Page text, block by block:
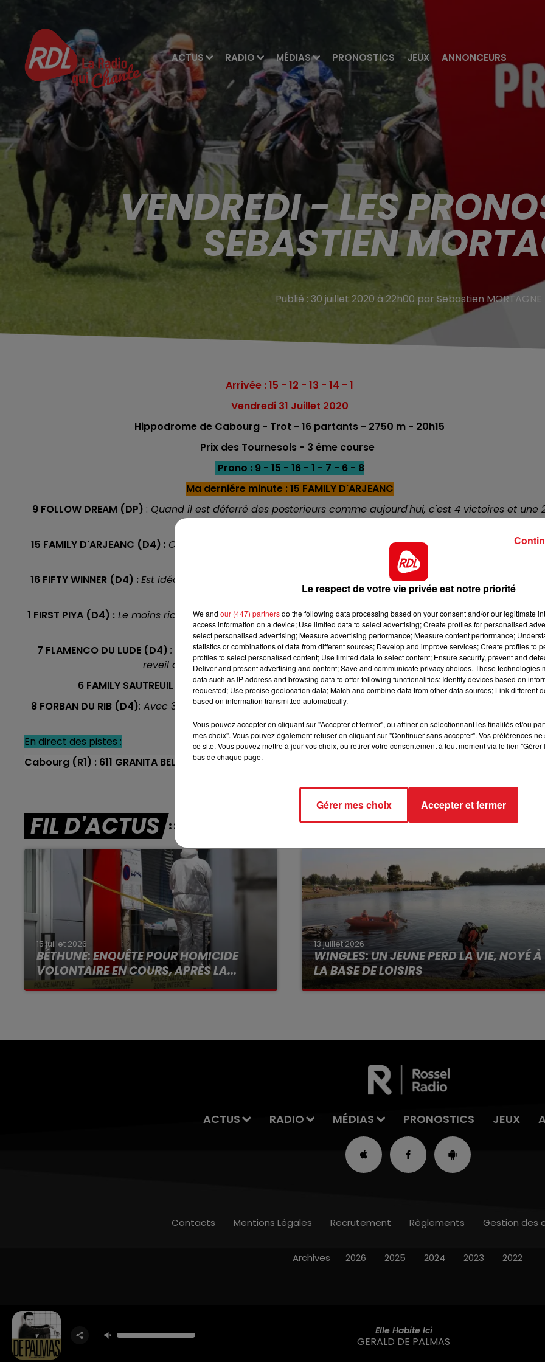
ACTUS RADIO MÉDIAS PRONOSTICS JEUX ANNONCEURS
7h00 - 10h00
RDL & VOUS
VENDREDI - LES
SEBASTIEN
Publié : 30 juillet 2020 à 22h00 par Sebastien MORTAGNE
Arrivée : 15 - 12 - 13 - 14 - 1
Vendredi 31 Juillet 2020
Hippodrome de Cabourg - Trot - 16 partants - 2750 m - 20h15
Prix des Tournesols - 3 éme course
Prono : 9 - 15 - 16 - 1 - 7 - 6 - 8
Ma derniére minute : 15 FAMILY D'ARJEANC
9 FOLLOW DREAM (DP) : Quand il est déferré des posterieurs comme aujourd'hui, c'est 4 victoires et une
15 FAMILY D'ARJEANC (D4) : C'est pareil, sauf que lui c'est sans fers, 1 victoire et cinq 2 éme place. Là
16 FIFTY WINNER (D4) :Est idéalement engagé au plafond des gains, et s'est assagi cette année. C'est une
course visée.
1 FIRST PIYA (D4) :Le moins riche du lot, mais attention car il est performant sur ce parcours. A prévoir
une belle place.
7 FLAMENCO DU LUDE (D4) : Avec Y.Lebourgeois, au sulky de ce concurrent qui court en demi-teinte. Un
reveil de sa part n'est pas à exclure avec le roi de Cabourg.
6 FAMILY SAUTREUIL
Aime bien aller de l'avant, sa forme est sûre et peut garder un lot.
8 FORBAN DU RIB (D4): Avec 3 victoires en 4 tentatives sans ses fers, il sera à suivre , même si ses derniers
résultats ne sont pas à la hauteur.
En direct des pistes :
Cabourg (R1) : 611 GRANITA BELLA
FIL D'ACTUS
15 juillet 2026
BÉTHUNE: ENQUÊTE POUR HOMICIDE
VOLONTAIRE EN COURS, APRÈS LA...
Selon les premiers éléments, le logement
13 juillet 2026
WINGLES: UN JEUNE PERD LA VIE, NOYÉ À
LA BASE DE LOISIRS
La victime a coulé à pic
ACTUS RADIO MÉDIAS PRONOSTICS JEUX
Elle Habite Ici
GERALD DE PALMAS
Contacts Mentions Légales Recrutement Règlements Gestion des
Archives 2026 2025 2024 2023 2022
Le respect de votre vie privée est notre priorité
We and our (447) partnersdo the following data processing based on your consent and/or our legitimate
access information on a device; Use limited data to select advertising; Create profiles for personalised
select personalised advertising; Measure advertising performance; Measure content performance;
statistics or combinations of data from different sources; Develop and improve services; Create profiles to
profiles to select personalised content; Use limited data to select content; Ensure security, prevent and
Deliver and present advertising and content; Save and communicate privacy choices. These technologies
data such as IP address and browsing data to offer following functionalities: Identify devices based on
requested; Use precise geolocation data; Match and combine data from other data sources; Link different
based on information transmitted automatically.
Vous pouvez accepter en cliquant sur "Accepter et fermer", ou affiner en sélectionnant les finalités et/ou
mes choix". Vous pouvez également refuser en cliquant sur "Continuer sans accepter". Vos préférences
ce site. Vous pouvez mettre à jour vos choix, ou retirer votre consentement à tout moment via le lien
bas de chaque page.
Gérer mes choix Accepter et fermer